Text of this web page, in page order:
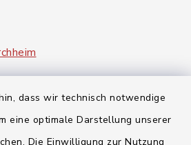
dass wir technisch notwendige
eine optimale Darstellung unserer
Die Einwilligung zur Nutzung